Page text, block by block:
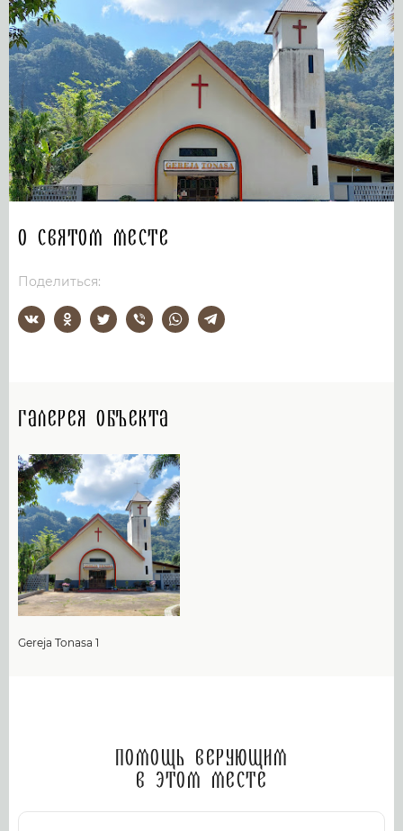
О святом месте
Поделиться:
Галерея объекта
Gereja Tonasa 1
Помощь верующим
в этом месте